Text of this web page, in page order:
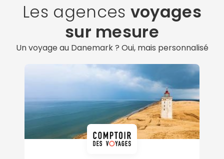
Les agences voyages
sur mesure
Un voyage au Danemark ? Oui, mais personnalisé